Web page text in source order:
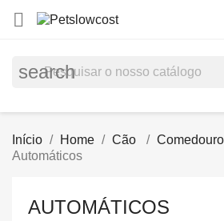

search
Início Home Cão
Automáticos
AUTOMÁTICOS